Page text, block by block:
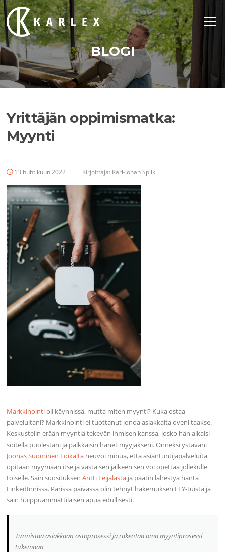
Siirry
suoraan
sisältöön
Valikko
BLOGI
Yrittäjän oppimismatka:
Myynti
13 huhtikuun 2022 Kirjoittaja: Karl-Johan Spiik
Markkinointioli käynnissä, mutta miten myynti? Kuka ostaa
palveluitani? Markkinointi ei tuottanut jonoa asiakkaita oveni taakse.
Keskustelin erään myyntiä tekevän ihmisen kanssa, josko hän alkaisi
soitella puolestani ja palkkaisin hänet myyjäkseni. Onneksi ystäväni
Joonas Suominen Loikalta neuvoi minua, että asiantuntijapalveluita
opitaan myymään itse ja vasta sen jälkeen sen voi opettaa jollekulle
toiselle. Sain suosituksenAntti Leijalasta ja päätin lähestyä häntä
LinkedInnissä. Parissa päivässä olin tehnyt hakemuksen ELY-tuista ja
sain huippuammattilaisen apua edullisesti.
Tunnistaa asiakkaan ostoprosessi ja rakentaa oma myyntiprosessi
tukemaan